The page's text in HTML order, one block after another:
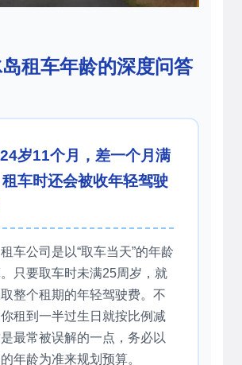
租车年龄的深度问答
岁11个月，差一个月满
车时还会被收年轻驾驶
车公司是以“取车当天”的年龄
只要取车时未满25周岁，就
整个租期的年轻驾驶费。不
租到一半过生日就按比例减
最常被误解的一点，务必以
年龄为准来规划预算。